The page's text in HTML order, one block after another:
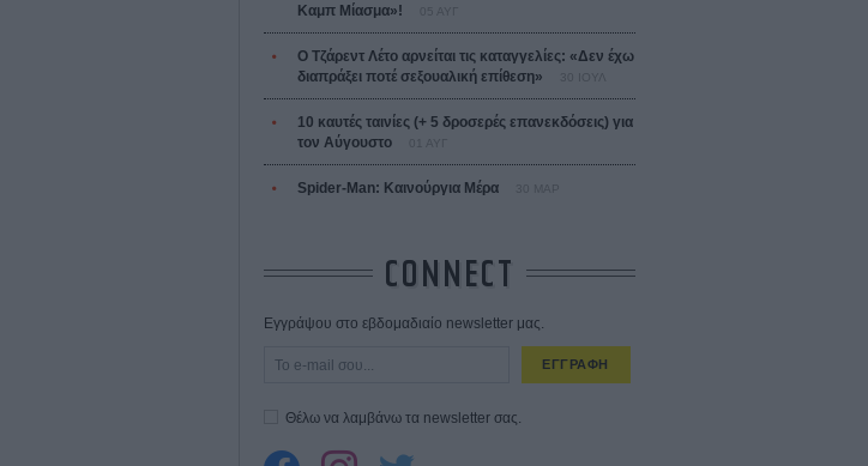
Καμπ Μίασμα»!
Ο Τζάρεντ Λέτο αρνείται τις καταγγελίες: «Δεν έχω
διαπράξει ποτέ σεξουαλική επίθεση»
10 καυτές ταινίες (+ 5 δροσερές επανεκδόσεις) για
τον Αύγουστο
Spider-Man: Καινούργια Μέρα 30 ΜΑΡ
CONNECT
Εγγράψου στο εβδομαδιαίο newsletter μας.
ΕΓΓΡΑΦΗ
Θέλω να λαμβάνω τα newsletter σας.